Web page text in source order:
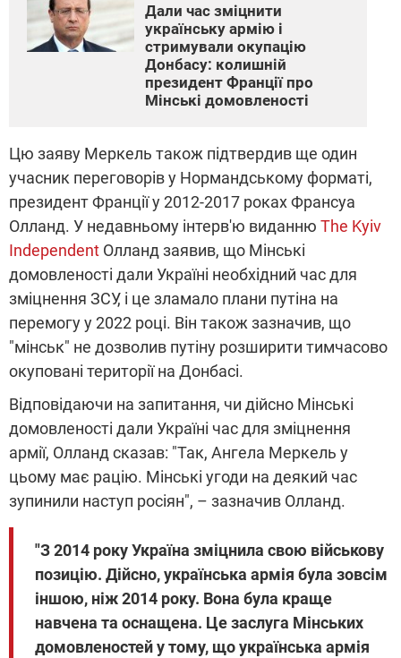
Дали час зміцнити
українську армію і
стримували окупацію
Донбасу: колишній
президент Франції про
Мінські домовленості
Цю заяву Меркель також підтвердив ще один
учасник переговорів у Нормандському форматі,
президент Франції у 2012-2017 роках Франсуа
Олланд. У недавньому інтерв'ю виданню The Kyiv
Independent Олланд заявив, що Мінські
домовленості дали Україні необхідний час для
зміцнення ЗСУ, і це зламало плани путіна на
перемогу у 2022 році. Він також зазначив, що
"мінськ" не дозволив путіну розширити тимчасово
окуповані території на Донбасі.
Відповідаючи на запитання, чи дійсно Мінські
домовленості дали Україні час для зміцнення
армії, Олланд сказав: "Так, Ангела Меркель у
цьому має рацію. Мінські угоди на деякий час
зупинили наступ росіян", – зазначив Олланд.
"З 2014 року Україна зміцнила свою військову
позицію. Дійсно, українська армія була зовсім
іншою, ніж 2014 року. Вона була краще
навчена та оснащена. Це заслуга Мінських
домовленостей у тому, що українська армія